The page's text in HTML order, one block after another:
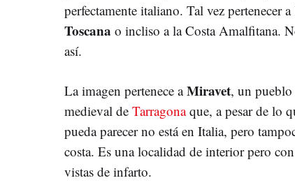
perfectamente italiano. Tal vez pertenecer a
Toscana o incliso a la Costa Amalfitana.
así.
La imagen pertenece aMiravet, un pueblo
medieval de Tarragonaque, a pesar de lo
pueda parecer no está en Italia, pero
costa. Es una localidad de interior pero
vistas de infarto.